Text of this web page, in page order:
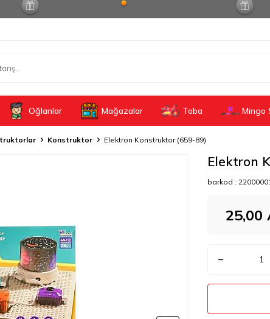
Oğlanlar Mağazalar Toba Mingo
Konstruktor Elektron Konstruktor (659-89)
Elektron
barkod :
25,00